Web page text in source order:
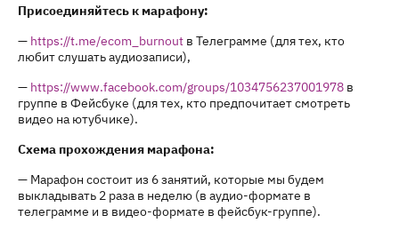
Присоединяйтесь к марафону:
— https://t.me/ecom_burnout в Телеграмме (для тех, кто
любит слушать аудиозаписи),
— https://www.facebook.com/groups/1034756237001978 в
группе в Фейсбуке (для тех, кто предпочитает смотреть
видео на ютубчике).
Схема прохождения марафона:
— Марафон состоит из 6 занятий, которые мы будем
выкладывать 2 раза в неделю (в аудио-формате в
телеграмме и в видео-формате в фейсбук-группе).